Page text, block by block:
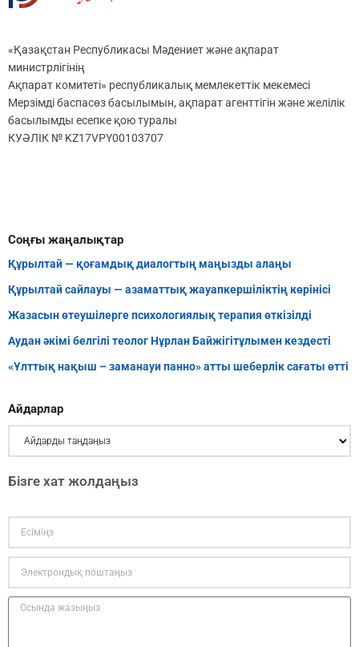
«Қазақстан Республикасы Мәдениет және ақпарат
министрлігінің
Ақпарат комитеті» республикалық мемлекеттік мекемесі
Мерзімді баспасөз басылымын, ақпарат агенттігін және желілік
басылымды есепке қою туралы
КУӘЛІК № KZ17VPY00103707
Соңғы жаңалықтар
Құрылтай — қоғамдық диалогтың маңызды алаңы
Құрылтай сайлауы — азаматтық жауапкершіліктің көрінісі
Жазасын өтеушілерге психологиялық терапия өткізілді
Аудан әкімі белгілі теолог Нұрлан Байжігітұлымен кездесті
«Ұлттық нақыш – заманауи панно» атты шеберлік сағаты өтті
Айдарлар
Бізге хат жолдаңыз